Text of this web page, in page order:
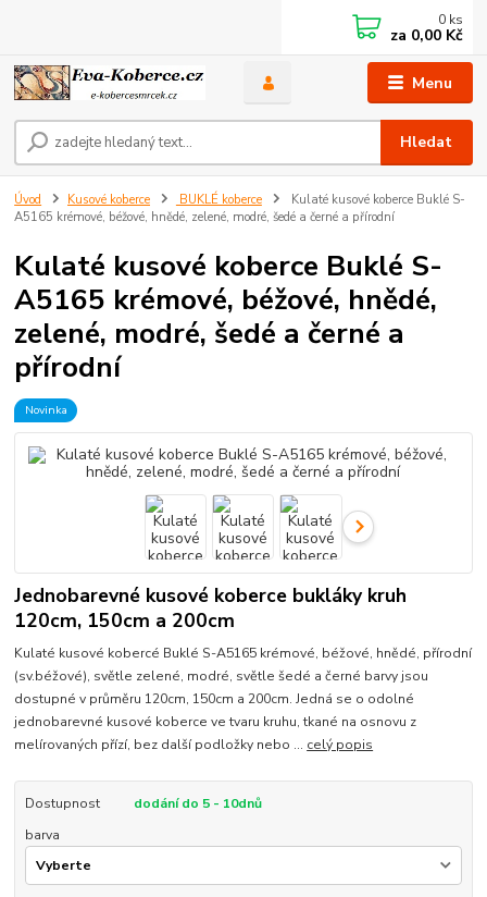
Menu
Hledat
0 ks
za 0,00 Kč
Úvod Kusové koberce BUKLÉ koberce
Kulaté kusové koberce Buklé S-
A5165 krémové, béžové, hnědé, zelené, modré, šedé a černé a přírodní
Kulaté kusové koberce Buklé S-
A5165 krémové, béžové, hnědé,
zelené, modré, šedé a černé a
přírodní
Novinka
Jednobarevné kusové koberce bukláky kruh
120cm, 150cm a 200cm
Kulaté kusové kobercé Buklé S-A5165 krémové, béžové, hnědé, přírodní
(sv.béžové), světle zelené, modré, světle šedé a černé barvy jsou
dostupné v průměru 120cm, 150cm a 200cm. Jedná se o odolné
jednobarevné kusové koberce ve tvaru kruhu, tkané na osnovu z
melírovaných přízí, bez další podložky nebo ... celý popis
Dostupnost
dodání do 5 - 10dnů
barva